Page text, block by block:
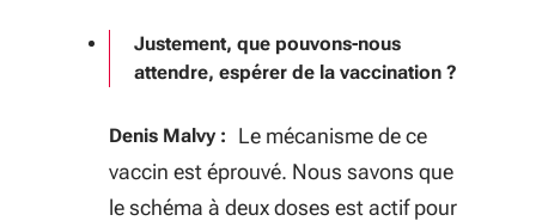
Justement, que pouvons-nous
attendre, espérer de la vaccination ?
Denis Malvy :
Le mécanisme de ce
vaccin est éprouvé. Nous savons que
le schéma à deux doses est actif pour